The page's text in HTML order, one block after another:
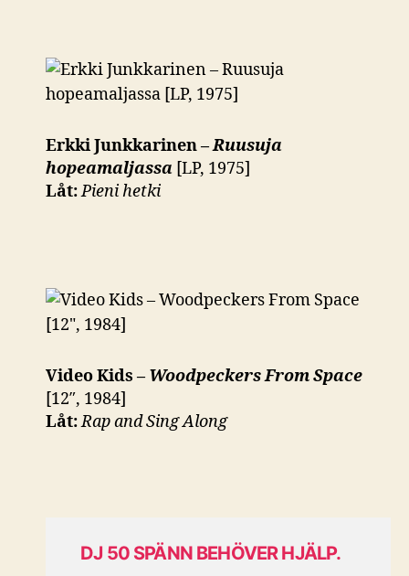
Erkki Junkkarinen –Ruusuja
hopeamaljassa [LP, 1975]
Låt:Pieni hetki
Video Kids – Woodpeckers From Space
[12″, 1984]
Låt:Rap and Sing Along
DJ 50 SPÄNN BEHÖVER HJÄLP.